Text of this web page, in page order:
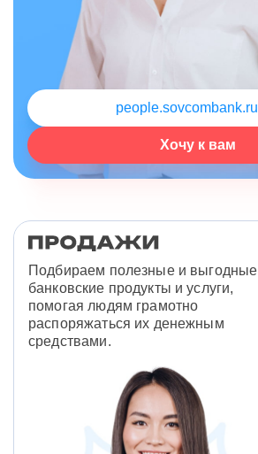
people.sovcombank.ru
Хочу к вам
Подбираем полезные и выгодные
банковские продукты и услуги,
помогая людям грамотно
распоряжаться их денежным
средствами.